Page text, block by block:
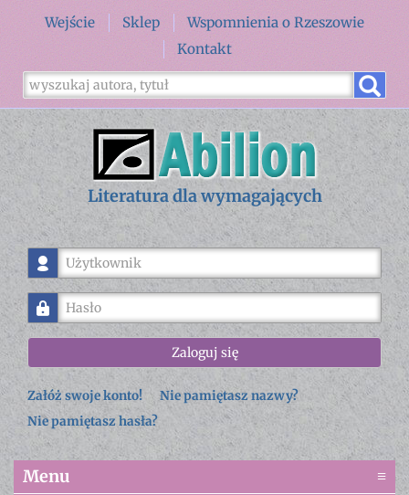
Wejście Sklep
Wspomnienia o Rzeszowie
Kontakt
Literatura dla wymagających
Użytkownik
Hasło
Zaloguj się
Załóż swoje konto!
Nie pamiętasz nazwy?
Nie pamiętasz hasła?
Menu ≡